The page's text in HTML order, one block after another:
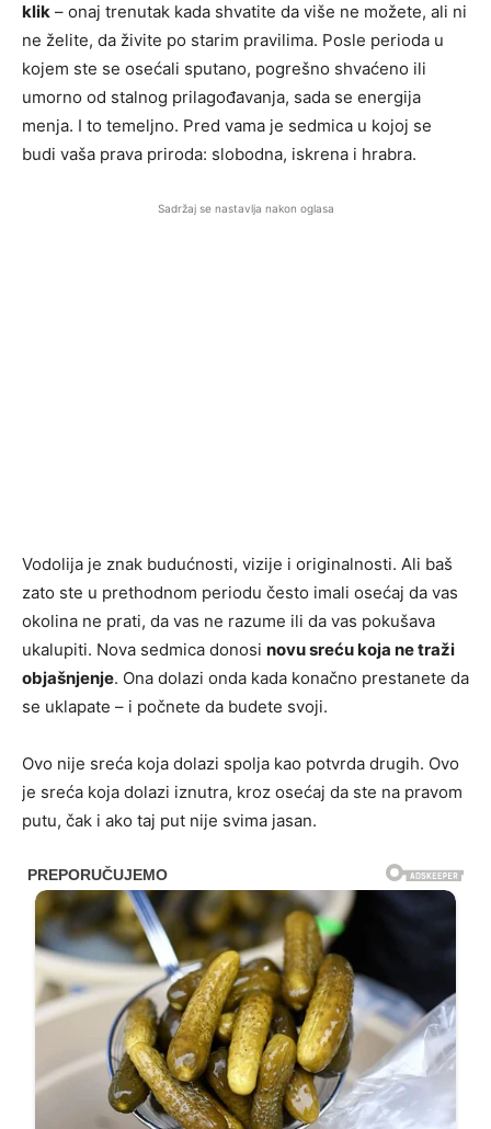
klik – onaj trenutak kada shvatite da više ne možete, ali ni
ne želite, da živite po starim pravilima. Posle perioda u
kojem ste se osećali sputano, pogrešno shvaćeno ili
umorno od stalnog prilagođavanja, sada se energija
menja. I to temeljno. Pred vama je sedmica u kojoj se
budi vaša prava priroda: slobodna, iskrena i hrabra.
Sadržaj se nastavlja nakon oglasa
Vodolija je znak budućnosti, vizije i originalnosti. Ali baš
zato ste u prethodnom periodu često imali osećaj da vas
okolina ne prati, da vas ne razume ili da vas pokušava
ukalupiti. Nova sedmica donosi novu sreću koja ne traži
objašnjenje. Ona dolazi onda kada konačno prestanete da
se uklapate – i počnete da budete svoji.
Ovo nije sreća koja dolazi spolja kao potvrda drugih. Ovo
je sreća koja dolazi iznutra, kroz osećaj da ste na pravom
putu, čak i ako taj put nije svima jasan.